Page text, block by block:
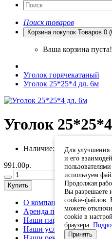
Поиск товаров
Корзина покупок Товаров 0
Ваша корзина пуста!
Уголок горячекатаный
Уголок 25*25*4 дл. 6м
Уголок
Наличие: Есть в наличии
991.00р.
Купить
О компании
Аренда помещений
Наши партнеры
Наши услуги
Для улучшения
и его
используем
Продолжая
Вы разрешаете
cookie-файлов.
можете
cookie в
браузера.
Принять